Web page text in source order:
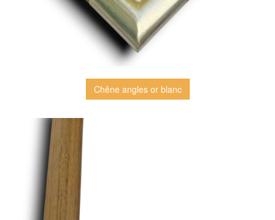
Chêne angles or blanc